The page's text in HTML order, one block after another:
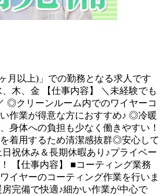
月以上)」での勤務となる求人です
、木、金 【仕事内容】 ＼未経験でも
◎クリーンルーム内でのワイヤーコ
作業が得意な方におすすめ♪ ◎冷暖
身体への負担も少なく働きやすい！
着用するため清潔感抜群◎安心して
祝休み＆長期休暇あり♪プライベー
【仕事内容】 ■コーティング業務
イヤーのコーティング作業を行いま
完備で快適♪細かい作業が中心で